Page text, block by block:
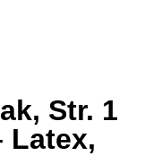
Str. 1
Latex,